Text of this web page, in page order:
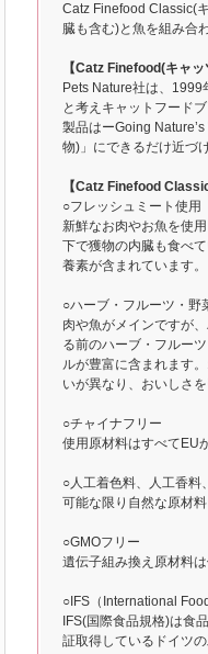
Catz Finefood Classic(
臓も含む)と魚を組み合
【Catz Finefood(キャ
Pets Nature社は、1999
と考えキャットフード
製品はーGoing
物)」にできるだけ近づ
【Catz Finefood
○フレッシュミート使用
新鮮なお肉やお魚を使
下で獲物の内臓も食べ
養素が含まれています。
○ハーブ・フルーツ・野
肉や魚がメインですが
る前のハーブ・フルー
ルが豊富に含まれます
いが異なり、おいしさ
○チャイナフリー
使用原材料はすべてEU
○人工着色料、人工香料
可能な限り自然な原材料
○GMOフリー
遺伝子組み換え原材料は
○IFS（International
IFS(国際食品規格)は食
証取得しているドイツ